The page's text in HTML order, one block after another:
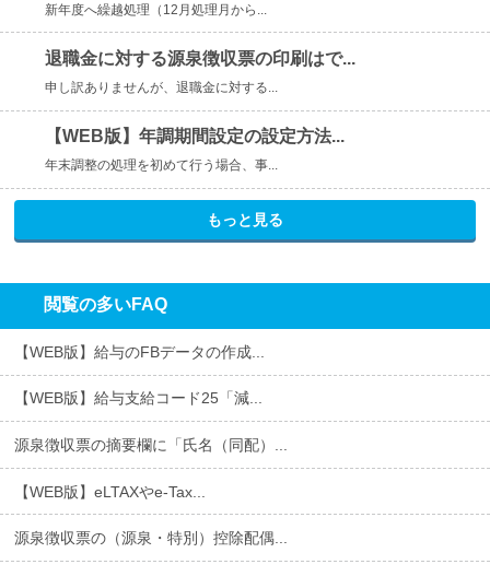
新年度へ繰越処理（12月処理月から...
退職金に対する源泉徴収票の印刷はで...
申し訳ありませんが、退職金に対する...
【WEB版】年調期間設定の設定方法...
年末調整の処理を初めて行う場合、事...
もっと見る
閲覧の多いFAQ
【WEB版】給与のFBデータの作成...
【WEB版】給与支給コード25「減...
源泉徴収票の摘要欄に「氏名（同配）...
【WEB版】eLTAXやe-Tax...
源泉徴収票の（源泉・特別）控除配偶...